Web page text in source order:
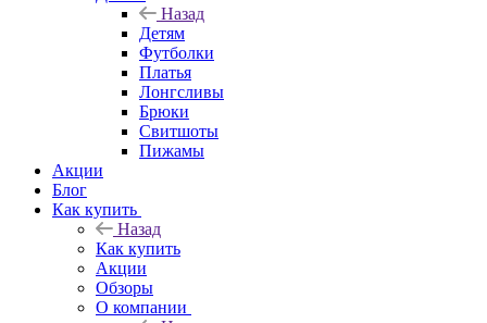
Назад
Детям
Футболки
Платья
Лонгсливы
Брюки
Свитшоты
Пижамы
Акции
Блог
Как купить
Назад
Как купить
Акции
Обзоры
О компании